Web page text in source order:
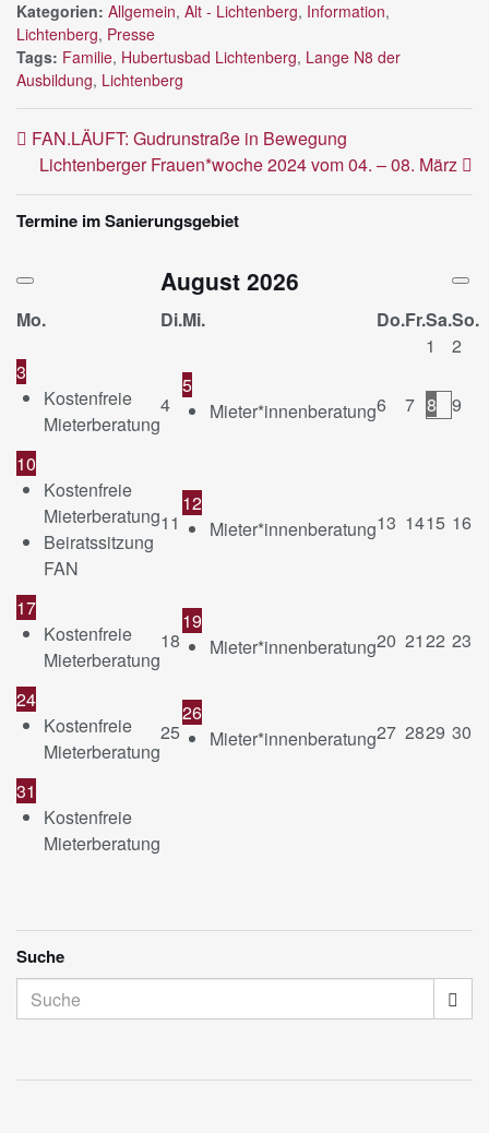
Kategorien: Allgemein, Alt - Lichtenberg, Information,
Lichtenberg, Presse
Tags: Familie, Hubertusbad Lichtenberg, Lange N8 der
Ausbildung, Lichtenberg
FAN.LÄUFT: Gudrunstraße in Bewegung
Lichtenberger Frauen*woche 2024 vom 04. – 08. März
Termine im Sanierungsgebiet
August 2026
Mo. Di.Mi. Do.Fr.Sa.So.
1
2
3
Kostenfreie
Mieterberatung
4
5
Mieter*innenberatung6 7 8 9
10
Kostenfreie
Mieterberatung
Beiratssitzung
FAN
11
12
Mieter*innenberatung13 1415 16
17
Kostenfreie
Mieterberatung
18
19
Mieter*innenberatung20 2122 23
24
Kostenfreie
Mieterberatung
25
26
Mieter*innenberatung27 2829 30
31
Kostenfreie
Mieterberatung
Suche
Suche